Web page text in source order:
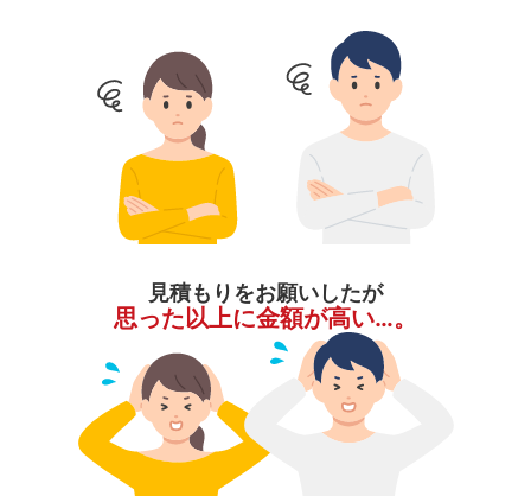
見積もりをお願いしたが
思った以上に金額が高い…。